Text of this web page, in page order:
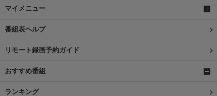
マイメニュー
番組表ヘルプ
リモート録画予約ガイド
おすすめ番組
ランキング